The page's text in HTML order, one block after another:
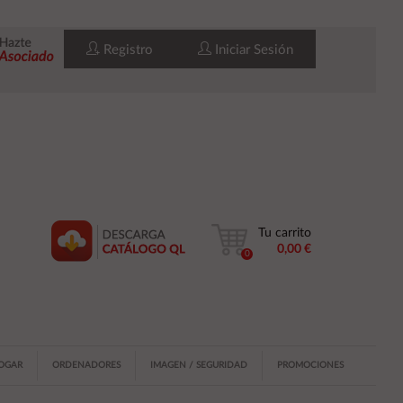
Registro Iniciar Sesión
Tu carrito
0,00 €
0
ORDENADORES IMAGEN / SEGURIDAD PROMOCIONES